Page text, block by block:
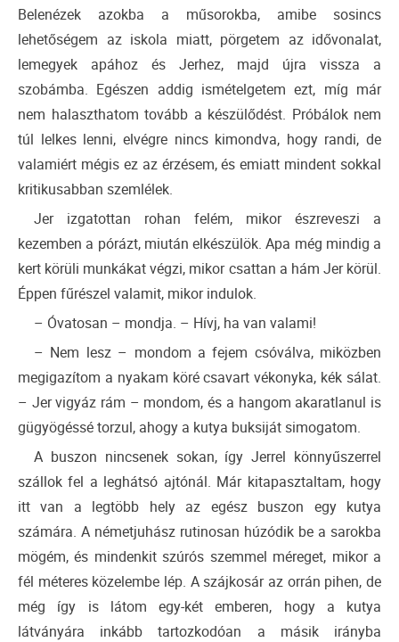
Belenézek azokba a műsorokba, amibe sosincs
lehetőségem az iskola miatt, pörgetem az idővonalat,
lemegyek apához és Jerhez, majd újra vissza a
szobámba. Egészen addig ismételgetem ezt, míg már
nem halaszthatom tovább a készülődést. Próbálok nem
túl lelkes lenni, elvégre nincs kimondva, hogy randi, de
valamiért mégis ez az érzésem, és emiatt mindent sokkal
kritikusabban szemlélek.
Jer izgatottan rohan felém, mikor észreveszi a
kezemben a pórázt, miután elkészülök. Apa még mindig a
kert körüli munkákat végzi, mikor csattan a hám Jer körül.
Éppen fűrészel valamit, mikor indulok.
– Óvatosan – mondja. – Hívj, ha van valami!
– Nem lesz – mondom a fejem csóválva, miközben
megigazítom a nyakam köré csavart vékonyka, kék sálat.
– Jer vigyáz rám – mondom, és a hangom akaratlanul is
gügyögéssé torzul, ahogy a kutya buksiját simogatom.
A buszon nincsenek sokan, így Jerrel könnyűszerrel
szállok fel a leghátsó ajtónál. Már kitapasztaltam, hogy
itt van a legtöbb hely az egész buszon egy kutya
számára. A németjuhász rutinosan húzódik be a sarokba
mögém, és mindenkit szúrós szemmel méreget, mikor a
fél méteres közelembe lép. A szájkosár az orrán pihen, de
még így is látom egy-két emberen, hogy a kutya
látványára inkább tartozkodóan a másik irányba